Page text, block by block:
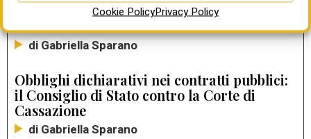
Cookie PolicyPrivacy Policy
RUP in prestito, una riforma rimasta sulla
carta
di Gabriella Sparano
Obblighi dichiarativi nei contratti pubblici:
il Consiglio di Stato contro la Corte di
Cassazione
di Gabriella Sparano